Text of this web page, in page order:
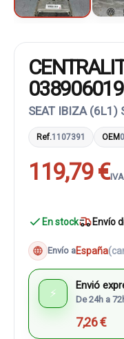
SEAT IBIZA (6L1)
Ref.1107391 OEM
119,79 €
En stock Envío
Envío aEspaña
⚡
Envió
De 24h a
7,26 €